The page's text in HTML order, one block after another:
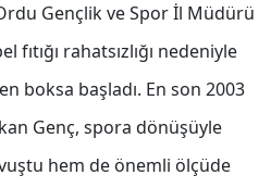
Gençlik ve Spor İl Müdürü
fıtığı rahatsızlığı nedeniyle
boksa başladı. En son 2003
Genç, spora dönüşüyle
hem de önemli ölçüde